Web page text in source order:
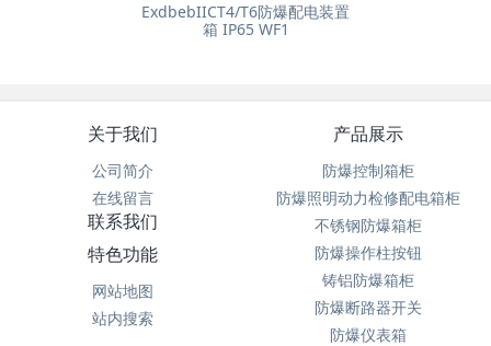
ExdbebIICT4/T6防爆配电装置
箱 IP65 WF1
关于我们
公司简介
在线留言
产品展示
防爆控制箱柜
防爆照明动力检修配电箱柜
不锈钢防爆箱柜
防爆操作柱按钮
铸铝防爆箱柜
防爆断路器开关
防爆仪表箱
联系我们
特色功能
网站地图
站内搜索